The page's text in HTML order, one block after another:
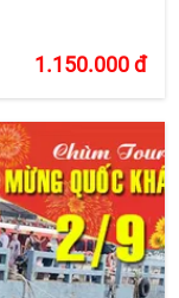
1.150.000đ